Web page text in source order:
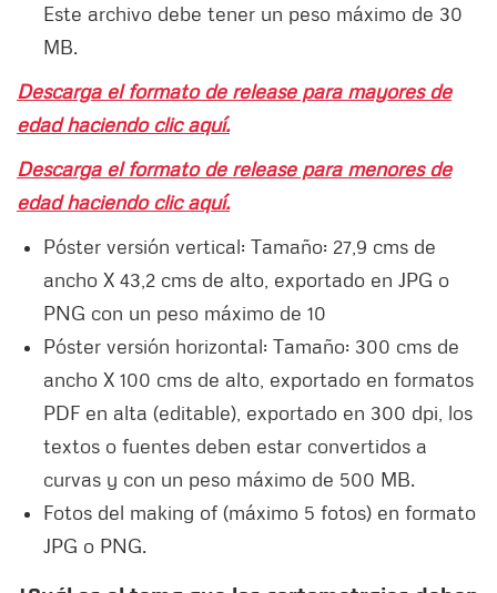
Este archivo debe tener un peso máximo de 30
MB.
Descarga el formato de release para mayores de
edad haciendo clic aquí.
Descarga el formato de release para menores de
edad haciendo clic aquí.
Póster versión vertical: Tamaño: 27,9 cms de
ancho X 43,2 cms de alto, exportado en JPG o
PNG con un peso máximo de 10
Póster versión horizontal: Tamaño: 300 cms de
ancho X 100 cms de alto, exportado en formatos
PDF en alta (editable), exportado en 300 dpi, los
textos o fuentes deben estar convertidos a
curvas y con un peso máximo de 500 MB.
Fotos del making of (máximo 5 fotos) en formato
JPG o PNG.